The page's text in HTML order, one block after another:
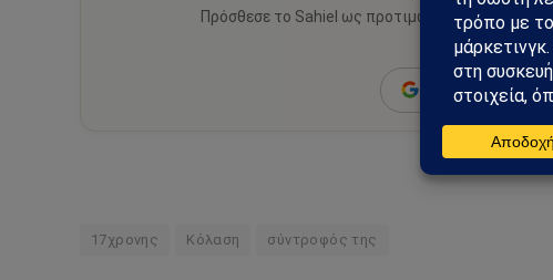
Πρόσθεσε το Sahiel ως προτιμώμενη πηγή για
ειδήσεις και
Add as a
17χρονης Κόλαση σύντροφός της